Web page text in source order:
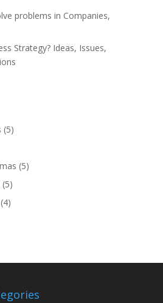
problems in Companies,
Strategy? Ideas, Issues,
(5)
(5)
(5)
(4)